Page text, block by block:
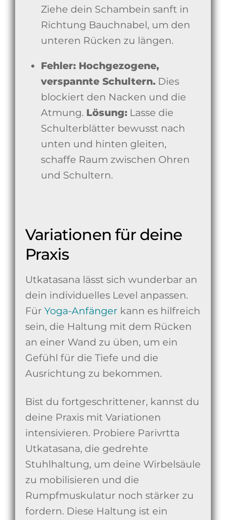
Ziehe dein Schambein sanft in
Richtung Bauchnabel, um den
unteren Rücken zu längen.
Fehler: Hochgezogene,
verspannte Schultern.Dies
blockiert den Nacken und die
Atmung. Lösung:Lasse die
Schulterblätter bewusst nach
unten und hinten gleiten,
schaffe Raum zwischen Ohren
und Schultern.
Variationen für deine
Praxis
Utkatasana lässt sich wunderbar an
dein individuelles Level anpassen.
Für Yoga-Anfänger kann es hilfreich
sein, die Haltung mit dem Rücken
an einer Wand zu üben, um ein
Gefühl für die Tiefe und die
Ausrichtung zu bekommen.
Bist du fortgeschrittener, kannst du
deine Praxis mit Variationen
intensivieren. Probiere Parivrtta
Utkatasana, die gedrehte
Stuhlhaltung, um deine Wirbelsäule
zu mobilisieren und die
Rumpfmuskulatur noch stärker zu
fordern. Diese Haltung ist ein